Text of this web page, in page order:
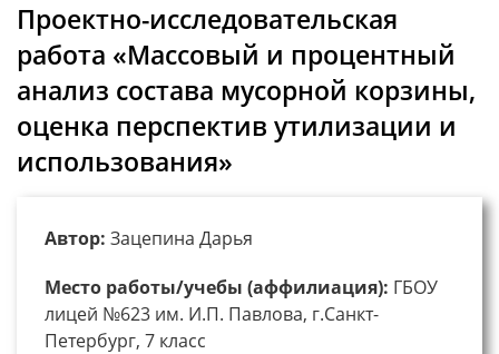
Проектно-исследовательская
работа «Массовый и процентный
анализ состава мусорной корзины,
оценка перспектив утилизации и
использования»
Автор: Зацепина Дарья
Место работы/учебы (аффилиация): ГБОУ
лицей №623 им. И.П. Павлова, г.Санкт-
Петербург, 7 класс